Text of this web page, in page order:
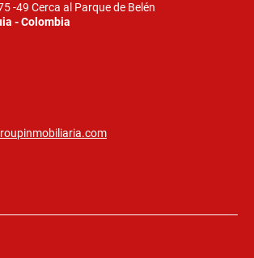
-49 Cerca al Parque de Belén
- Colombia